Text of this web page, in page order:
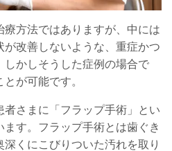
方法ではありますが、中には
が改善しないような、重症かつ
かしそうした症例の場合で
が可能です。
さまに「フラップ手術」とい
ます。フラップ手術とは歯ぐき
くにこびりついた汚れを取り